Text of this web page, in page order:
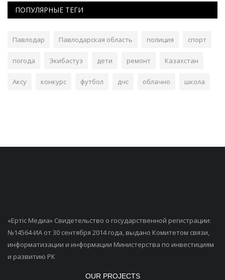
ПОПУЛЯРНЫЕ ТЕГИ
Павлодар Павлодарская область полиция спорт
погода Экибастуз дети ремонт Казахстан
Аксу конкурс футбол дчс облачно школа
«Ертiс Медиа» Свидетельство о государственной регистрации:
№14564-ИА от 30 сентября 2014 года, выдано Комитетом связи,
информатизации и информации Министерства по инвестициям
и развитию РК
OUR PROJECTS